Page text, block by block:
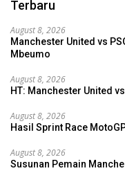
Terbaru
August 8, 2026
Manchester United vs
Mbeumo
August 8, 2026
HT: Manchester United vs
August 8, 2026
Hasil Sprint Race
August 8, 2026
Susunan Pemain